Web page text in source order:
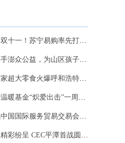
一！苏宁易购率先打响双11“第一枪”
众公益，为山区孩子点亮希望之光
零食火爆呼和浩特，引爆区域消费新潮流
爱出击”一周年，马龙重回鄂尔多斯“验收”项目成果
交易会“绿色发展·丝路金桥”哈萨克斯坦-中国经贸合作论坛圆满成功
纷呈 CEC平潭首战圆满落幕